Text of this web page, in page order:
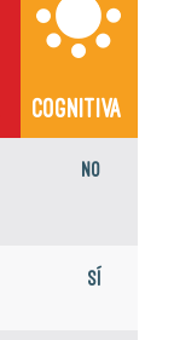
COGNITIVA
No
Sí